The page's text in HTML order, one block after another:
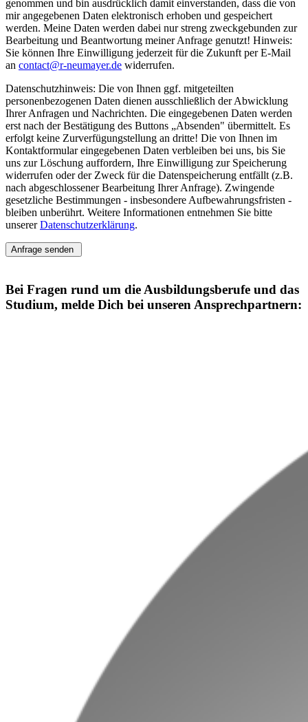
genommen und bin ausdrücklich damit einverstanden, dass die von
mir angegebenen Daten elektronisch erhoben und gespeichert
werden. Meine Daten werden dabei nur streng zweckgebunden zur
Bearbeitung und Beantwortung meiner Anfrage genutzt! Hinweis:
Sie können Ihre Einwilligung jederzeit für die Zukunft per E-Mail
an contact@r-neumayer.de widerrufen.
Datenschutzhinweis: Die von Ihnen ggf. mitgeteilten
personenbezogenen Daten dienen ausschließlich der Abwicklung
Ihrer Anfragen und Nachrichten. Die eingegebenen Daten werden
erst nach der Bestätigung des Buttons „Absenden" übermittelt. Es
erfolgt keine Zurverfügungstellung an dritte! Die von Ihnen im
Kontaktformular eingegebenen Daten verbleiben bei uns, bis Sie
uns zur Löschung auffordern, Ihre Einwilligung zur Speicherung
widerrufen oder der Zweck für die Datenspeicherung entfällt (z.B.
nach abgeschlossener Bearbeitung Ihrer Anfrage). Zwingende
gesetzliche Bestimmungen - insbesondere Aufbewahrungsfristen -
bleiben unberührt. Weitere Informationen entnehmen Sie bitte
unsererDatenschutzerklärung.
Anfrage senden
Bei Fragen rund um die Ausbildungsberufe und das
Studium, melde Dich bei unseren Ansprechpartnern: